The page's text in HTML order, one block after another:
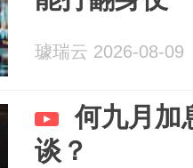
璩瑞云 2026-08-09
何九月加
谈？